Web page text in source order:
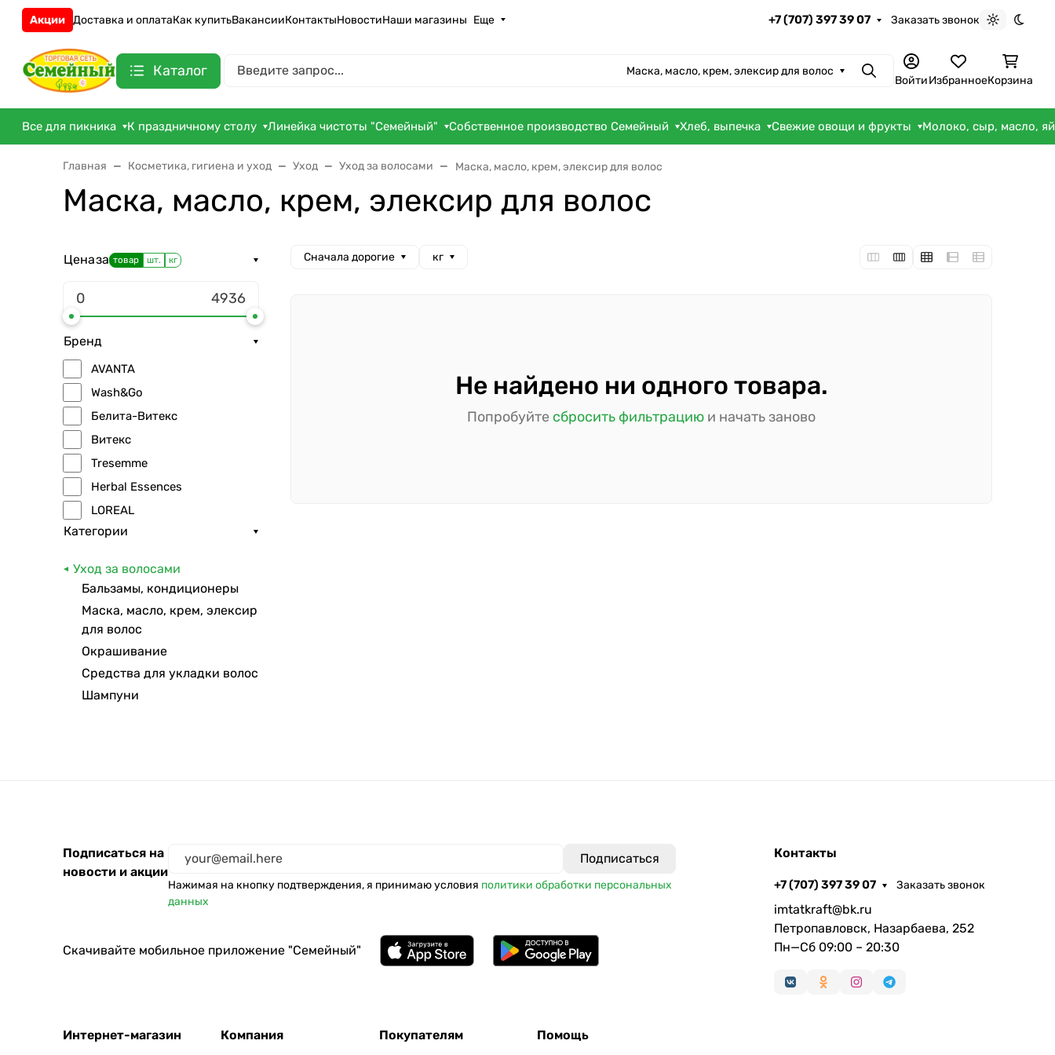
Акции Доставка и оплатаКак купитьВакансииКонтактыНовостиНаши магазины Еще +7 (707) 397 39 07 Заказать звонок
Светлая
Каталог Маска, масло, крем, элексир для волос ПоискВойтиИзбранноеКорзина
Все для пикника К праздничному столу Линейка чистоты "Семейный" Собственное производство Семейный Хлеб, выпечка Свежие овощи и фрукты Молоко, сыр, масло,
Главная Косметика, гигиена и уход Уход Уход за волосами Маска, масло, крем, элексир для волос
Маска, масло, крем, элексир для волос
Ценаза товар шт. кг
Бренд
AVANTA
Wash&Go
Белита-Витекс
Витекс
Tresemme
Herbal Essences
LOREAL
GARNIER
Невская косметика
Домашний доктор
Head&Shoulders
Pantene
Чистая линия
Рецепты Бабушки Агафьи
Категории
Уход за волосами
Бальзамы, кондиционеры
Маска, масло, крем, элексир
для волос
Окрашивание
Средства для укладки волос
Шампуни
Сначала дорогие кг
Не найдено ни одного товара.
Попробуйте сбросить фильтрацию и начать заново
Подписаться на
новости и акции
Нажимая на кнопку подтверждения, я принимаю условия политики обработки персональных
данных
Скачивайте мобильное приложение "Семейный"
Интернет-магазин Компания Покупателям Помощь
Контакты
+7 (707) 397 39 07 Заказать звонок
imtatkraft@bk.ru
Петропавловск, Назарбаева, 252
Пн—Сб 09:00 – 20:30